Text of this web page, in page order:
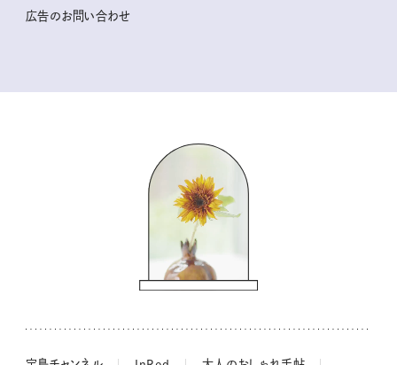
猫と一緒に心地いい暮らし
valoさんのかわいいもの探し
ノーラのフィンランド旅気分
吉田羊さんの着物と12のアソビゴコロ
長谷川あかりさんの今週もお疲れ様つまみ
広告のお問い合わせ